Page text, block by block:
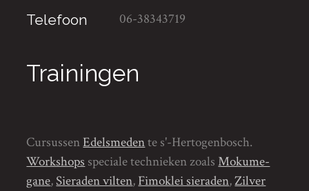
Telefoon 06-38343719
Trainingen
CursussenEdelsmedente s'-Hertogenbosch.
Workshopsspeciale technieken zoalsMokume-
gane,Sieraden vilten,Fimoklei sieraden,Zilver